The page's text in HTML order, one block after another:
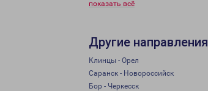
показать всё
Другие направления
Клинцы - Орел
Саранск - Новороссийск
Бор - Черкесск